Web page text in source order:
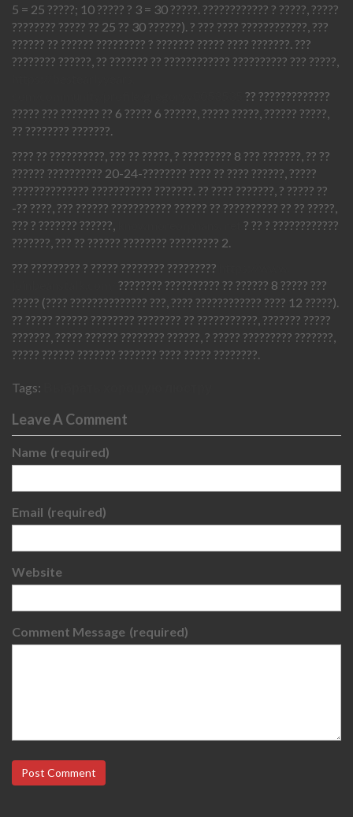
5 = 25 ?????; 10 ????? ? 3 = 30 ?????. ???????????? ? ?????, ?????
???????? ????? ?? 25 ?? 30 ??????). ? ??? ???? ????????????, ???
?????? ?? ?????? ????????? ? ??????? ????? ???? ???????. ???
???????? ??????, ?? ??????? ?? ???????????? ?????????? ??? ?????,
?? ?????????????
????? ??? ??????? ?? 6 ????? 6 ??????, ????? ?????, ?????? ?????,
?? ???????? ???????.
???? ?? ??????????, ??? ?? ?????, ? ????????? 8 ??? ???????, ?? ??
?????? ?????????? 20-24-???????? ???? ?? ???? ??????, ?????
?????????????? ??????????? ???????. ?? ???? ???????, ? ????? ??
-?? ????, ??? ?????? ??????????? ?????? ?? ?????????? ?? ?? ?????,
??? ? ??????? ??????,
? ?? ? ????????????
???????, ??? ?? ?????? ???????? ????????? 2.
??? ????????? ? ????? ???????? ?????????
???????? ?????????? ?? ?????? 8 ????? ???
????? (???? ?????????????? ???, ???? ???????????? ???? 12 ?????).
?? ????? ?????? ???????? ???????? ?? ???????????, ??????? ?????
???????, ????? ?????? ???????? ??????, ? ????? ????????? ???????,
????? ?????? ??????? ??????? ???? ????? ????????.
Tags:
Leave A Comment
Name (required)
Email (required)
Website
Comment Message (required)
Post Comment